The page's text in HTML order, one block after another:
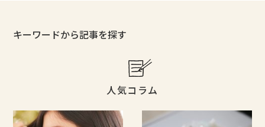
キーワードから記事を探す
人気コラム